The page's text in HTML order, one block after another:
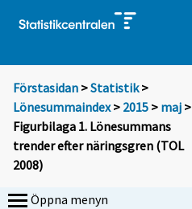
Förstasidan >Statistik >
Lönesummaindex> 2015 > maj >
Figurbilaga 1. Lönesummans
trender efter näringsgren (TOL
2008)
Öppna menyn